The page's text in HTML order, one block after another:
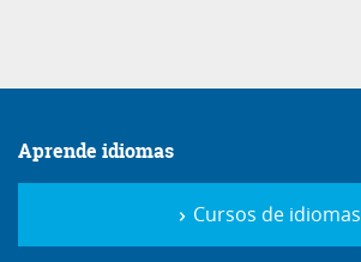
Aprende idiomas
Cursos de idiomas